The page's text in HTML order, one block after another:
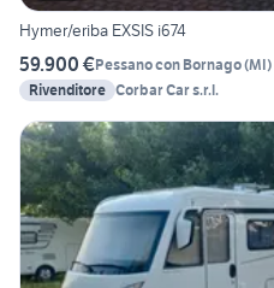
Hymer/eriba EXSIS i674
59.900 €Pessano con Bornago(MI)
Rivenditore Corbar Car s.r.l.